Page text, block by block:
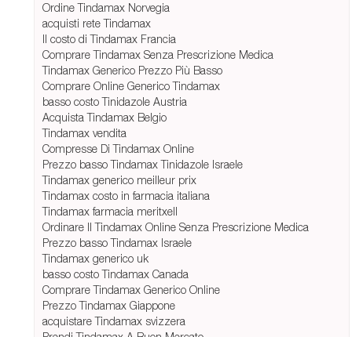
Ordine Tindamax Norvegia
acquisti rete Tindamax
Il costo di Tindamax Francia
Comprare Tindamax Senza Prescrizione Medica
Tindamax Generico Prezzo Più Basso
Comprare Online Generico Tindamax
basso costo Tinidazole Austria
Acquista Tindamax Belgio
Tindamax vendita
Compresse Di Tindamax Online
Prezzo basso Tindamax Tinidazole Israele
Tindamax generico meilleur prix
Tindamax costo in farmacia italiana
Tindamax farmacia meritxell
Ordinare Il Tindamax Online Senza Prescrizione Medica
Prezzo basso Tindamax Israele
Tindamax generico uk
basso costo Tindamax Canada
Comprare Tindamax Generico Online
Prezzo Tindamax Giappone
acquistare Tindamax svizzera